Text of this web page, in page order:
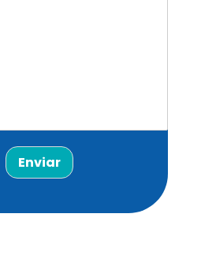
Enviar